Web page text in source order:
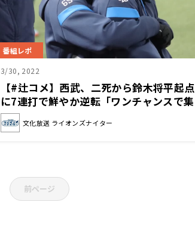
番組レポ
3/30, 2022
【#辻コメ】西武、二死から鈴木将平起点
に7連打で鮮やか逆転「ワンチャンスで集
中力が素晴らしかった」
文化放送 ライオンズナイター
前ページ